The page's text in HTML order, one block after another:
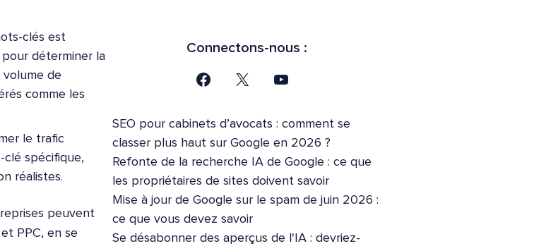
clés est
pour déterminer la
de
comme les
le trafic
spécifique,
réalistes.
peuvent
PPC, en se
Connectons-nous :
SEO pour cabinets d’avocats : comment se
classer plus haut sur Google en 2026 ?
Refonte de la recherche IA de Google : ce que
les propriétaires de sites doivent savoir
Mise à jour de Google sur le spam de juin 2026 :
ce que vous devez savoir
Se désabonner des aperçus de l'IA : devriez-